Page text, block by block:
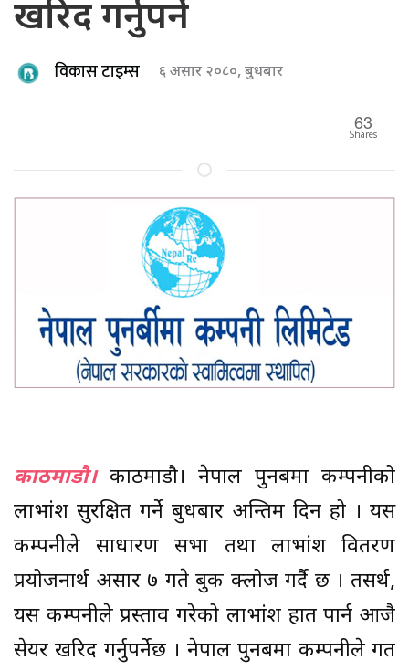
खरिद गर्नुपर्ने
विकास टाइम्स ६ असार २०८०, बुधबार
63
Shares
काठमाडौ। काठमाडौ। नेपाल पुनर्बिमा कम्पनीको
लाभांश सुरक्षित गर्ने बुधबार अन्तिम दिन हो । यस
कम्पनीले साधारण सभा तथा लाभांश वितरण
प्रयोजनार्थ असार ७ गते बुक क्लोज गर्दै छ । तसर्थ,
यस कम्पनीले प्रस्ताव गरेको लाभांश हात पार्न आजै
सेयर खरिद गर्नुपर्नेछ । नेपाल पुनर्बिमा कम्पनीले गत